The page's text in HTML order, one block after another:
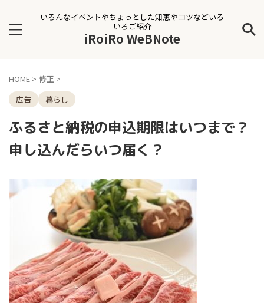
いろんなイベントやちょっとした知恵やコツなどいろ
いろご紹介
iRoiRo WeBNote
HOME > 修正 >
広告
暮らし
ふるさと納税の申込期限はいつまで？
申し込んだらいつ届く？